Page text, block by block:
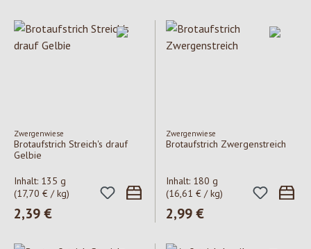
Zwergenwiese
Brotaufstrich Streich's drauf
Gelbie
Inhalt: 135 g
(17,70 € / kg)
Regulärer Preis:
2,39 €
Zwergenwiese
Brotaufstrich Zwergenstreich
Inhalt: 180 g
(16,61 € / kg)
Regulärer Preis:
2,99 €